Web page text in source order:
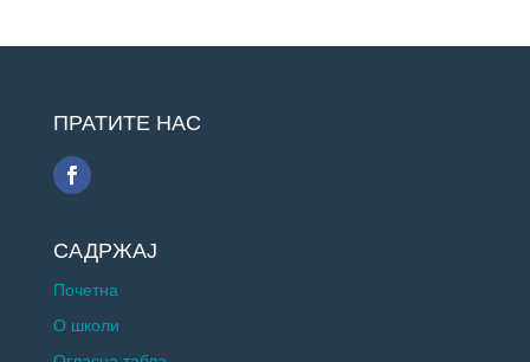
ПРАТИТЕ НАС
САДРЖАЈ
Почетна
О школи